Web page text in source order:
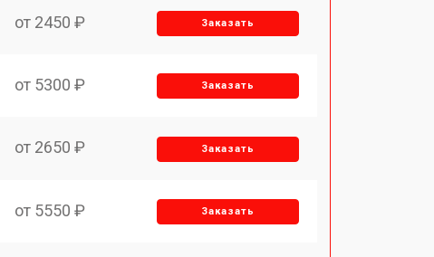
от 2450 ₽ Заказать
от 5300 ₽ Заказать
от 2650 ₽ Заказать
от 5550 ₽ Заказать